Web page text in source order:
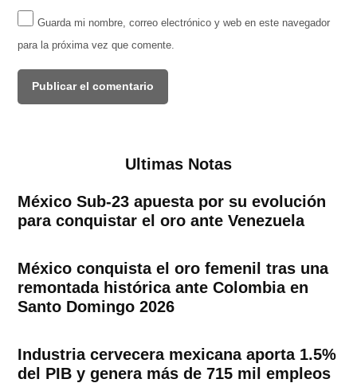
Guarda mi nombre, correo electrónico y web en este navegador
para la próxima vez que comente.
Ultimas Notas
México Sub-23 apuesta por su evolución
para conquistar el oro ante Venezuela
México conquista el oro femenil tras una
remontada histórica ante Colombia en
Santo Domingo 2026
Industria cervecera mexicana aporta 1.5%
del PIB y genera más de 715 mil empleos